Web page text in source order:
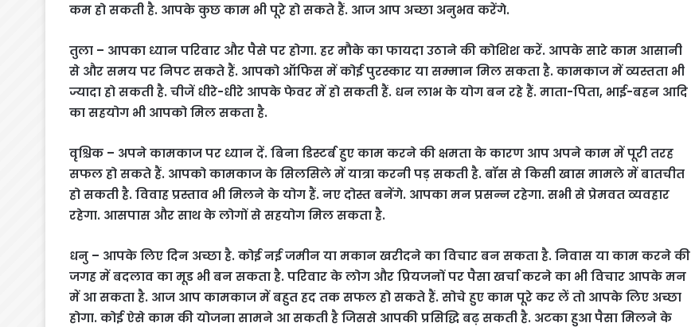
कम हो सकती है. आपके कुछ काम भी पूरे हो सकते हैं. आज आप अच्छा अनुभव करेंगे.
तुला – आपका ध्यान परिवार और पैसे पर होगा. हर मौके का फायदा उठाने की कोशिश करें. आपके सारे काम आसानी
से और समय पर निपट सकते हैं. आपको ऑफिस में कोई पुरस्कार या सम्मान मिल सकता है. कामकाज में व्यस्तता भी
ज्यादा हो सकती है. चीजें धीरे-धीरे आपके फेवर में हो सकती हैं. धन लाभ के योग बन रहे हैं. माता-पिता, भाई-बहन आदि
का सहयोग भी आपको मिल सकता है.
वृश्चिक – अपने कामकाज पर ध्यान दें. बिना डिस्टर्ब हुए काम करने की क्षमता के कारण आप अपने काम में पूरी तरह
सफल हो सकते हैं. आपको कामकाज के सिलसिले में यात्रा करनी पड़ सकती है. बॉस से किसी खास मामले में बातचीत
हो सकती है. विवाह प्रस्ताव भी मिलने के योग हैं. नए दोस्त बनेंगे. आपका मन प्रसन्न रहेगा. सभी से प्रेमवत व्यवहार
रहेगा. आसपास और साथ के लोगों से सहयोग मिल सकता है.
धनु – आपके लिए दिन अच्छा है. कोई नई जमीन या मकान खरीदने का विचार बन सकता है. निवास या काम करने की
जगह में बदलाव का मूड भी बन सकता है. परिवार के लोग और प्रियजनों पर पैसा खर्चा करने का भी विचार आपके मन
में आ सकता है. आज आप कामकाज में बहुत हद तक सफल हो सकते हैं. सोचे हुए काम पूरे कर लें तो आपके लिए अच्छा
होगा. कोई ऐसे काम की योजना सामने आ सकती है जिससे आपकी प्रसिद्धि बढ़ सकती है. अटका हुआ पैसा मिलने के